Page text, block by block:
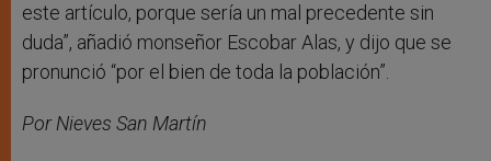
este artículo, porque sería un mal precedente sin
duda”, añadió monseñor Escobar Alas, y dijo que se
pronunció “por el bien de toda la población”.
Por Nieves San Martín